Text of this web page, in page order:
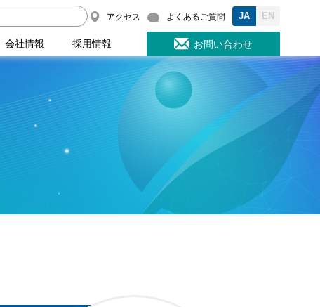
アクセス よくあるご質問 EN
JA
会社情報 採用情報 お問い合わせ